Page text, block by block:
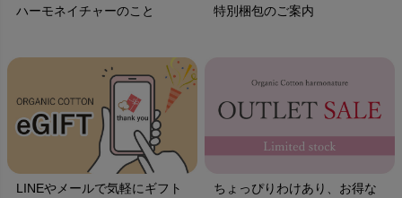
ハーモネイチャーのこと 特別梱包のご案内
LINEやメールで気軽にギフト
ちょっぴりわけあり、お得な